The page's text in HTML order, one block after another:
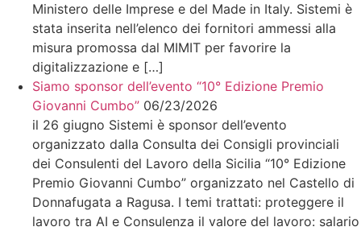
Ministero delle Imprese e del Made in Italy. Sistemi è
stata inserita nell’elenco dei fornitori ammessi alla
misura promossa dal MIMIT per favorire la
digitalizzazione e […]
Siamo sponsor dell’evento “10° Edizione Premio
Giovanni Cumbo” 06/23/2026
il 26 giugno Sistemi è sponsor dell’evento
organizzato dalla Consulta dei Consigli provinciali
dei Consulenti del Lavoro della Sicilia “10° Edizione
Premio Giovanni Cumbo” organizzato nel Castello di
Donnafugata a Ragusa. I temi trattati: proteggere il
lavoro tra AI e Consulenza il valore del lavoro: salario